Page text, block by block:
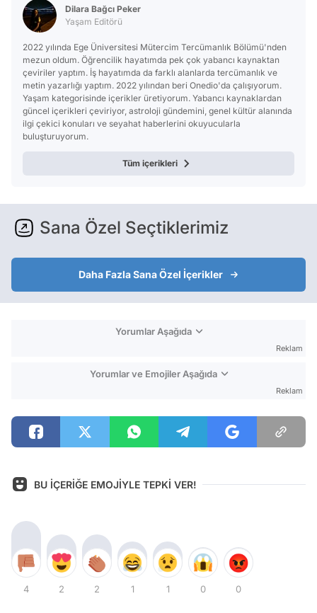
Dilara Bağcı Peker
Yaşam Editörü
2022 yılında Ege Üniversitesi Mütercim Tercümanlık Bölümü'nden
mezun oldum. Öğrencilik hayatımda pek çok yabancı kaynaktan
çeviriler yaptım. İş hayatımda da farklı alanlarda tercümanlık ve
metin yazarlığı yaptım. 2022 yılından beri Onedio'da çalışıyorum.
Yaşam kategorisinde içerikler üretiyorum. Yabancı kaynaklardan
güncel içerikleri çeviriyor, astroloji gündemini, genel kültür alanında
ilgi çekici konuları ve seyahat haberlerini okuyucularla
buluşturuyorum.
Tüm içerikleri
Sana Özel Seçtiklerimiz
Daha Fazla Sana Özel İçerikler
Yorumlar Aşağıda
Reklam
Yorumlar ve Emojiler Aşağıda
Reklam
BU İÇERİĞE EMOJİYLE TEPKİ VER!
4 2 2 1 1 0 0